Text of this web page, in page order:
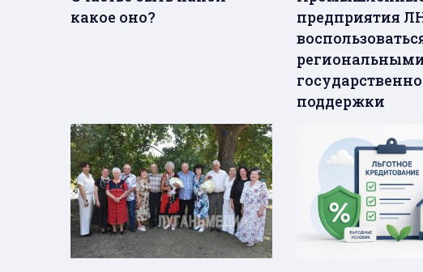
какое оно?
предприятия
поддержки